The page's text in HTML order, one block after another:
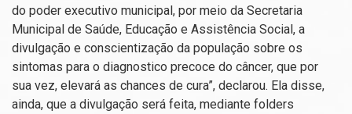
do poder executivo municipal, por meio da Secretaria
Municipal de Saúde, Educação e Assistência Social, a
divulgação e conscientização da população sobre os
sintomas para o diagnostico precoce do câncer, que por
sua vez, elevará as chances de cura”, declarou. Ela disse,
ainda, que a divulgação será feita, mediante folders